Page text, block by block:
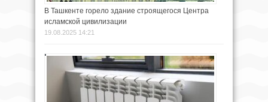
В Ташкенте горело здание строящегося Центра
исламской цивилизации
19.08.2025 14:21